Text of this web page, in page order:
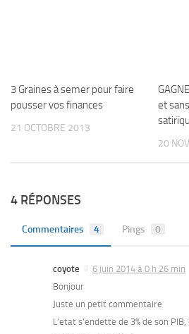
3 Graines à semer pour faire
pousser vos finances
21 OCTOBRE 2013
et
20
4 RÉPONSES
Commentaires 4 Pings 0
coyote
6 juin 2014 à 0 h 26 min
Bonjour
Juste un petit commentaire
L’etat s’endette de 3% de son